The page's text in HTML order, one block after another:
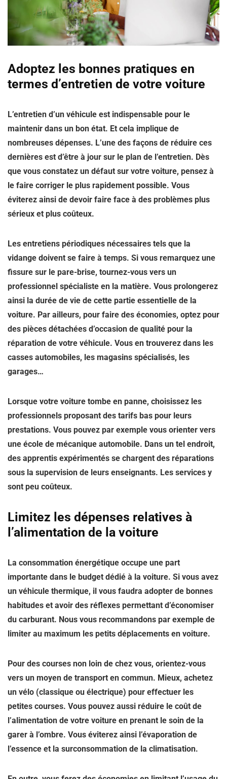
Adoptez les bonnes pratiques en
termes d’entretien de votre voiture
L’entretien d’un véhicule est indispensable pour le
maintenir dans un bon état. Et cela implique de
nombreuses dépenses. L’une des façons de réduire ces
dernières est d’être à jour sur le plan de l’entretien. Dès
que vous constatez un défaut sur votre voiture, pensez à
le faire corriger le plus rapidement possible. Vous
éviterez ainsi de devoir faire face à des problèmes plus
sérieux et plus coûteux.
Les entretiens périodiques nécessaires tels que la
vidange doivent se faire à temps. Si vous remarquez une
fissure sur le pare-brise, tournez-vous vers un
professionnel spécialiste en la matière. Vous prolongerez
ainsi la durée de vie de cette partie essentielle de la
voiture. Par ailleurs, pour faire des économies, optez pour
des pièces détachées d’occasion de qualité pour la
réparation de votre véhicule. Vous en trouverez dans les
casses automobiles, les magasins spécialisés, les
garages…
Lorsque votre voiture tombe en panne, choisissez les
professionnels proposant des tarifs bas pour leurs
prestations. Vous pouvez par exemple vous orienter vers
une école de mécanique automobile. Dans un tel endroit,
des apprentis expérimentés se chargent des réparations
sous la supervision de leurs enseignants. Les services y
sont peu coûteux.
Limitez les dépenses relatives à
l’alimentation de la voiture
La consommation énergétique occupe une part
importante dans le budget dédié à la voiture. Si vous avez
un véhicule thermique, il vous faudra adopter de bonnes
habitudes et avoir des réflexes permettant d’économiser
du carburant. Nous vous recommandons par exemple de
limiter au maximum les petits déplacements en voiture.
Pour des courses non loin de chez vous, orientez-vous
vers un moyen de transport en commun. Mieux, achetez
un vélo (classique ou électrique) pour effectuer les
petites courses. Vous pouvez aussi réduire le coût de
l’alimentation de votre voiture en prenant le soin de la
garer à l’ombre. Vous éviterez ainsi l’évaporation de
l’essence et la surconsommation de la climatisation.